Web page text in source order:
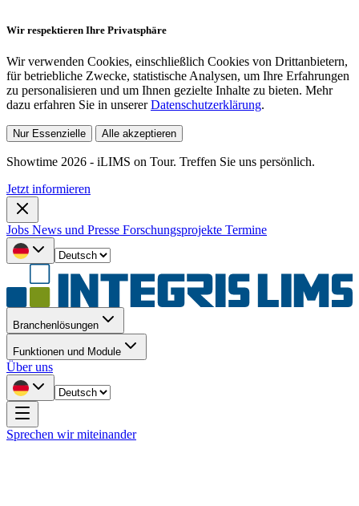
Wir respektieren Ihre Privatsphäre
Wir verwenden Cookies, einschließlich Cookies von Drittanbietern,
für betriebliche Zwecke, statistische Analysen, um Ihre Erfahrungen
zu personalisieren und um Ihnen gezielte Inhalte zu bieten. Mehr
dazu erfahren Sie in unsererDatenschutzerklärung.
Nur Essenzielle Alle akzeptieren
Showtime 2026 - iLIMS on Tour. Treffen Sie uns persönlich.
Jetzt informieren
Jobs News und Presse Forschungsprojekte Termine
Branchenlösungen
Funktionen und Module
Über uns
Sprechen wir miteinander